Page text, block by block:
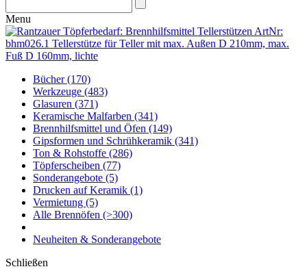
Menu
Bücher(170)
Werkzeuge (483)
Glasuren (371)
Keramische Malfarben (341)
Brennhilfsmittel und Öfen (149)
Gipsformen und Schrühkeramik (341)
Ton & Rohstoffe (286)
Töpferscheiben (77)
Sonderangebote (5)
Drucken auf Keramik (1)
Vermietung (5)
Alle Brennöfen (>300)
Neuheiten & Sonderangebote
Schließen